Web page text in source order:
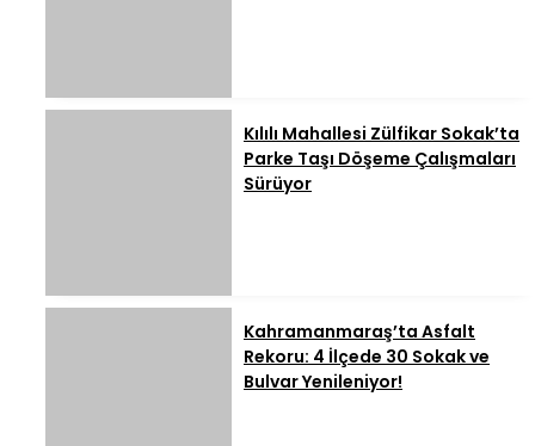
Kılılı Mahallesi Zülfikar Sokak’ta
Parke Taşı Döşeme Çalışmaları
Sürüyor
Kahramanmaraş’ta Asfalt
Rekoru: 4 İlçede 30 Sokak ve
Bulvar Yenileniyor!